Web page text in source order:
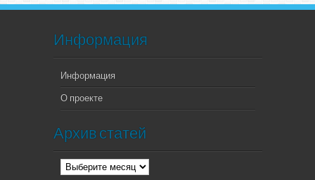
Информация
Информация
О проекте
Архив статей
Архив
статей